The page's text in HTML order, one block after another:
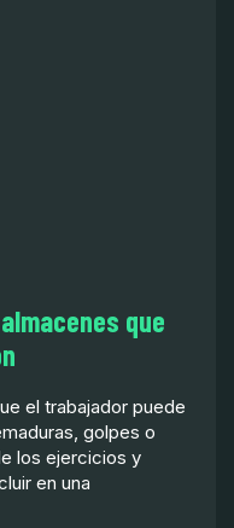
que
el trabajador puede
golpes o
los ejercicios y
en una